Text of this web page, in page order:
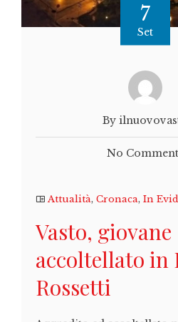
7
Set
By
No
Attualità, Cronaca, In
Vasto, giovane
accoltellato in
Rossetti